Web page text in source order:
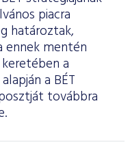
piacra
határoztak,
ennek mentén
a
a BÉT
továbbra